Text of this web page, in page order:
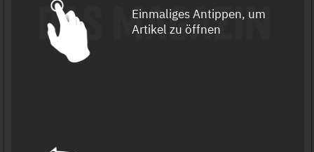
Einmaliges Antippen, um
Artikel zu öffnen